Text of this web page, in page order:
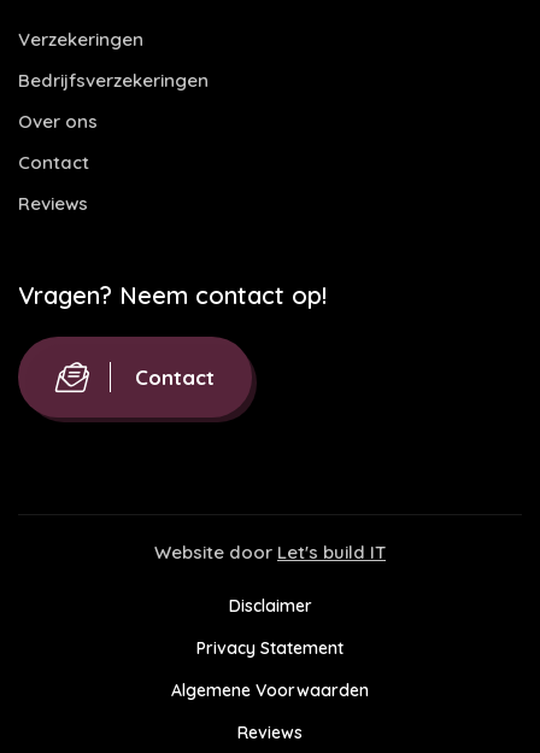
Verzekeringen
Bedrijfsverzekeringen
Over ons
Contact
Reviews
Vragen? Neem contact op!
Contact
Website door Let's build IT
Disclaimer
Privacy Statement
Algemene Voorwaarden
Reviews